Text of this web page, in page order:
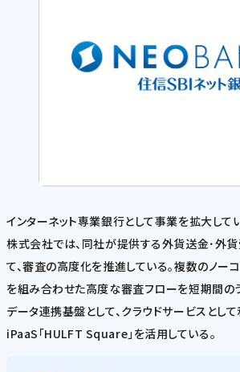
インターネット専業銀行として事業を拡大して
株式会社では、同社が提供する外貨送金･外
て、審査の高度化を推進している。複数のノー
を組み合わせた高度な審査フローを短期間の
データ連携基盤として、クラウドサービスとし
iPaaS「HULFT Square」を活用している。